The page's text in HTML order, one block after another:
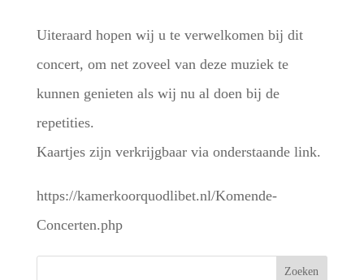
Uiteraard hopen wij u te verwelkomen bij dit
concert, om net zoveel van deze muziek te
kunnen genieten als wij nu al doen bij de
repetities.
Kaartjes zijn verkrijgbaar via onderstaande link.
https://kamerkoorquodlibet.nl/Komende-
Concerten.php